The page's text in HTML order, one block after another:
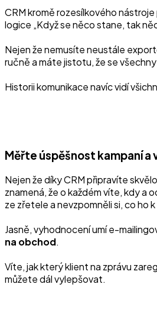
CRM kromě rozesílkového
logice „Když se něco stane, tak
Nejen že nemusíte neustále
ručně a máte jistotu, že se
Historii komunikace navíc vidí
Měřte úspěšnost kampaní
Nejen že díky CRM připravíte
znamená, že o každém víte, kdy a
ze zřetele a nevzpomněli si, co ho
Jasně, vyhodnocení umí e-
na obchod.
Víte, jak který klient na zprávu
můžete dál vylepšovat.